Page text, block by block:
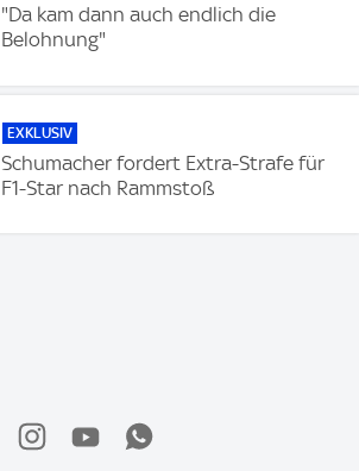
"Da kam dann auch endlich die
Belohnung"
EXKLUSIV
Schumacher fordert Extra-Strafe für
F1-Star nach Rammstoß